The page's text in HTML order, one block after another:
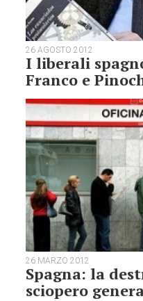
26 AGOSTO 2012
I liberali
Franco e
26 MARZO 2012
Spagna: la
sciopero